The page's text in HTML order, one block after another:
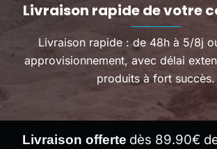
Livraison rapide de votre
Livraison rapide : de 48h à 5/8j
approvisionnement, avec délai
produits à fort succès.
Livraison offerte dès 89.90€